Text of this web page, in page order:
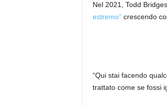
Nel 2021, Todd
estremo” crescendo
“Qui stai facendo
trattato come se fossi